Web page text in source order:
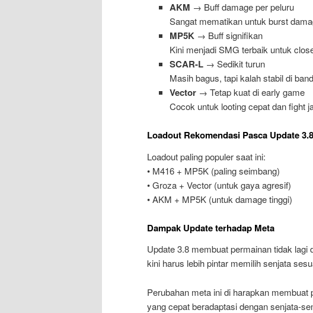
AKM → Buff damage per peluru
Sangat mematikan untuk burst
MP5K → Buff signifikan
Kini menjadi SMG terbaik untuk
SCAR-L→ Sedikit turun
Masih bagus, tapi kalah stabil di
Vector→ Tetap kuat di early game
Cocok untuk looting cepat dan fight
Loadout Rekomendasi Pasca Update 3.8
Loadout paling populer saat ini:
• M416 + MP5K (paling seimbang)
• Groza + Vector (untuk gaya agresif)
• AKM + MP5K (untuk damage tinggi)
Dampak Update terhadap Meta
Update 3.8 membuat permainan tidak
kini harus lebih pintar memilih senjata
Perubahan meta ini di harapkan
yang cepat beradaptasi dengan senjata-